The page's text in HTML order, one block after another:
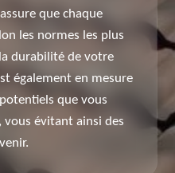
que chaque
les normes les plus
durabilité de votre
également en mesure
que vous
vous évitant ainsi des